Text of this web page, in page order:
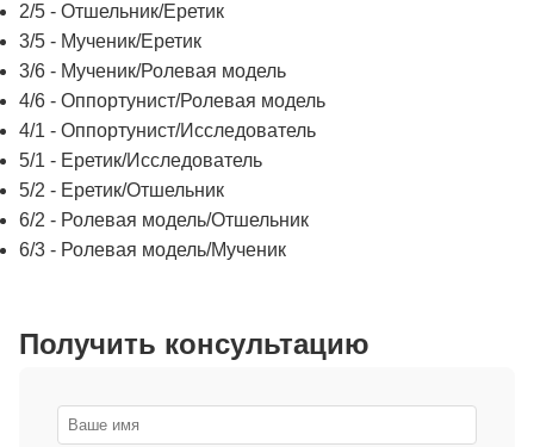
2/5 - Отшельник/Еретик
3/5 - Мученик/Еретик
3/6 - Мученик/Ролевая модель
4/6 - Оппортунист/Ролевая модель
4/1 - Оппортунист/Исследователь
5/1 - Еретик/Исследователь
5/2 - Еретик/Отшельник
6/2 - Ролевая модель/Отшельник
6/3 - Ролевая модель/Мученик
Получить консультацию